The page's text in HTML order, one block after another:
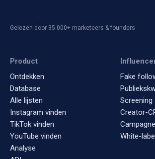
Gelezen door 35.000+ marketeers & founders
Product
Ontdekken
Database
Alle lijsten
Instagram vinden
TikTok vinden
YouTube vinden
Analyse
Fake
Screening
Creator-
White-